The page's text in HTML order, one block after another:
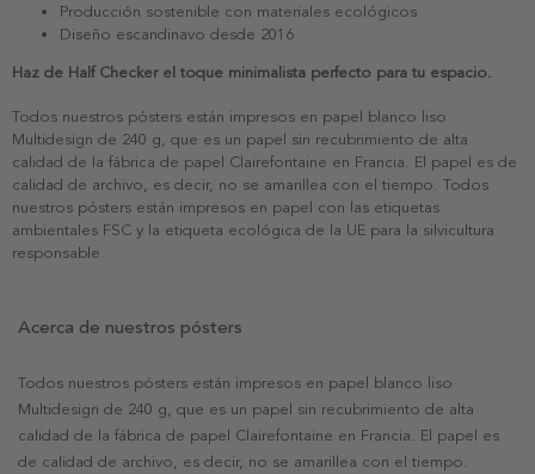
Producción sostenible con materiales ecológicos
Diseño escandinavo desde 2016
Haz de Half Checker el toque minimalista perfecto para tu espacio.
Todos nuestros pósters están impresos en papel blanco liso
Multidesign de 240 g, que es un papel sin recubrimiento de alta
calidad de la fábrica de papel Clairefontaine en Francia. El papel es de
calidad de archivo, es decir, no se amarillea con el tiempo. Todos
nuestros pósters están impresos en papel con las etiquetas
ambientales FSC y la etiqueta ecológica de la UE para la silvicultura
responsable.
Acerca de nuestros pósters
Todos nuestros pósters están impresos en papel blanco liso
Multidesign de 240 g, que es un papel sin recubrimiento de alta
calidad de la fábrica de papel Clairefontaine en Francia. El papel es
de calidad de archivo, es decir, no se amarillea con el tiempo.